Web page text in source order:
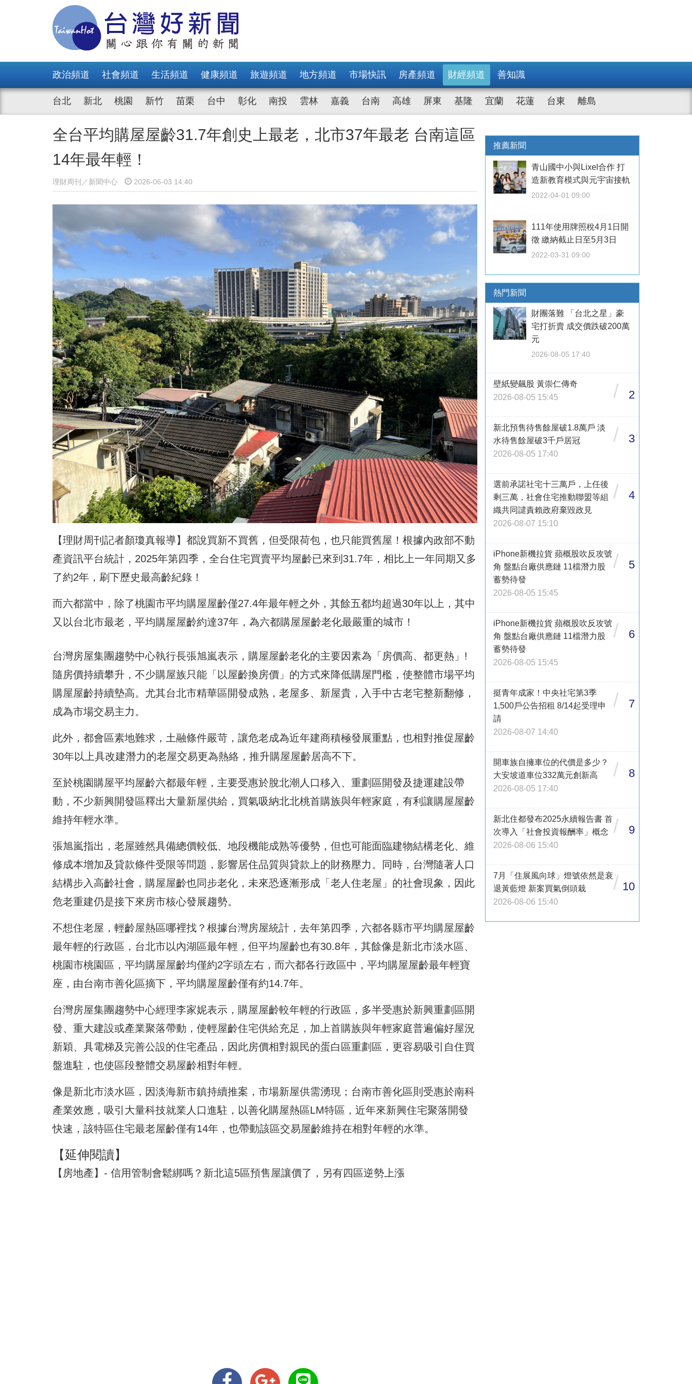
政治頻道 社會頻道 生活頻道 健康頻道 旅遊頻道 地方頻道 市場快訊 房產頻道 財經頻道 善知識
台北 新北 桃園 新竹 苗栗 台中 彰化 南投 雲林 嘉義 台南 高雄 屏東 基隆 宜蘭 花蓮 台東 離島
全台平均購屋屋齡31.7年創史上最老，北市37年最老 台南這區
14年最年輕！
理財周刊／新聞中心 2026-06-03 14:40
【理財周刊記者顏瓊真報導】都說買新不買舊，但受限荷包，也只能買舊屋！根據內政部不動
產資訊平台統計，2025年第四季，全台住宅買賣平均屋齡已來到31.7年，相比上一年同期又多
了約2年，刷下歷史最高齡紀錄！
而六都當中，除了桃園市平均購屋屋齡僅27.4年最年輕之外，其餘五都均超過30年以上，其中
又以台北市最老，平均購屋屋齡約達37年，為六都購屋屋齡老化最嚴重的城市！
台灣房屋集團趨勢中心執行長張旭嵐表示，購屋屋齡老化的主要因素為「房價高、都更熱」!
隨房價持續攀升，不少購屋族只能「以屋齡換房價」的方式來降低購屋門檻，使整體市場平均
購屋屋齡持續墊高。尤其台北市精華區開發成熟，老屋多、新屋貴，入手中古老宅整新翻修，
成為市場交易主力。
此外，都會區素地難求，土融條件嚴苛，讓危老成為近年建商積極發展重點，也相對推促屋齡
30年以上具改建潛力的老屋交易更為熱絡，推升購屋屋齡居高不下。
至於桃園購屋平均屋齡六都最年輕，主要受惠於脫北潮人口移入、重劃區開發及捷運建設帶
動，不少新興開發區釋出大量新屋供給，買氣吸納北北桃首購族與年輕家庭，有利讓購屋屋齡
維持年輕水準。
張旭嵐指出，老屋雖然具備總價較低、地段機能成熟等優勢，但也可能面臨建物結構老化、維
修成本增加及貸款條件受限等問題，影響居住品質與貸款上的財務壓力。同時，台灣隨著人口
結構步入高齡社會，購屋屋齡也同步老化，未來恐逐漸形成「老人住老屋」的社會現象，因此
危老重建仍是接下來房市核心發展趨勢。
不想住老屋，輕齡屋熱區哪裡找？根據台灣房屋統計，去年第四季，六都各縣市平均購屋屋齡
最年輕的行政區，台北市以內湖區最年輕，但平均屋齡也有30.8年，其餘像是新北市淡水區、
桃園市桃園區，平均購屋屋齡均僅約2字頭左右，而六都各行政區中，平均購屋屋齡最年輕寶
座，由台南市善化區摘下，平均購屋屋齡僅有約14.7年。
台灣房屋集團趨勢中心經理李家妮表示，購屋屋齡較年輕的行政區，多半受惠於新興重劃區開
發、重大建設或產業聚落帶動，使輕屋齡住宅供給充足，加上首購族與年輕家庭普遍偏好屋況
新穎、具電梯及完善公設的住宅產品，因此房價相對親民的蛋白區重劃區，更容易吸引自住買
盤進駐，也使區段整體交易屋齡相對年輕。
像是新北市淡水區，因淡海新市鎮持續推案，市場新屋供需湧現；台南市善化區則受惠於南科
產業效應，吸引大量科技就業人口進駐，以善化購屋熱區LM特區，近年來新興住宅聚落開發
快速，該特區住宅最老屋齡僅有14年，也帶動該區交易屋齡維持在相對年輕的水準。
【延伸閱讀】
【房地產】- 信用管制會鬆綁嗎？新北這5區預售屋讓價了，另有四區逆勢上漲
推薦新聞
青山國中小與Lixel合作 打
造新教育模式與元宇宙接軌
2022-04-01 09:00
111年使用牌照稅4月1日開
徵 繳納截止日至5月3日
2022-03-31 09:00
熱門新聞
財團落難 「台北之星」豪
宅打折賣 成交價跌破200萬
元
2026-08-05 17:40
壁紙變飆股 黃崇仁傳奇
2026-08-05 15:45
/ 2
新北預售待售餘屋破1.8萬戶 淡
水待售餘屋破3千戶居冠
2026-08-05 17:40
/ 3
選前承諾社宅十三萬戶，上任後
剩三萬，社會住宅推動聯盟等組
織共同譴責賴政府棄毀政見
2026-08-07 15:10
/ 4
iPhone新機拉貨 蘋概股吹反攻號
角 盤點台廠供應鏈 11檔潛力股
蓄勢待發
2026-08-05 15:45
/ 5
iPhone新機拉貨 蘋概股吹反攻號
角 盤點台廠供應鏈 11檔潛力股
蓄勢待發
2026-08-05 15:45
/ 6
挺青年成家！中央社宅第3季
1,500戶公告招租 8/14起受理申
請
2026-08-07 14:40
/ 7
開車族自擁車位的代價是多少？
大安坡道車位332萬元創新高
2026-08-05 17:40
/ 8
新北住都發布2025永續報告書 首
次導入「社會投資報酬率」概念
2026-08-06 15:40
/ 9
7月「住展風向球」燈號依然是衰
退黃藍燈 新案買氣倒頭栽
2026-08-06 15:40
/ 10